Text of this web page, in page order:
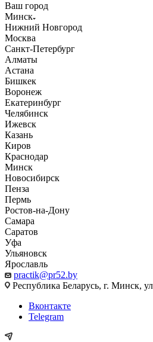
Ваш город
Минск
Нижний Новгород
Москва
Санкт-Петербург
Алматы
Астана
Бишкек
Воронеж
Екатеринбург
Челябинск
Ижевск
Казань
Киров
Краснодар
Минск
Новосибирск
Пенза
Пермь
Ростов-на-Дону
Самара
Саратов
Уфа
Ульяновск
Ярославль
practik@pr52.by
Республика Беларусь, г. Минск,
Вконтакте
Telegram